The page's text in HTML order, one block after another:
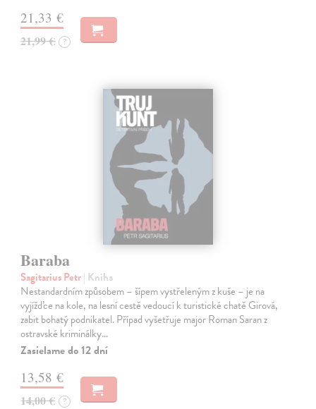
21,33 €
21,99 € ?
Baraba
Sagitarius Petr| Kniha
Nestandardním způsobem – šípem vystřeleným z kuše – je na
vyjížďce na kole, na lesní cestě vedoucí k turistické chatě Girová,
zabit bohatý podnikatel. Případ vyšetřuje major Roman Saran z
ostravské kriminálky…
Zasielame do 12 dní
13,58 €
14,00 € ?